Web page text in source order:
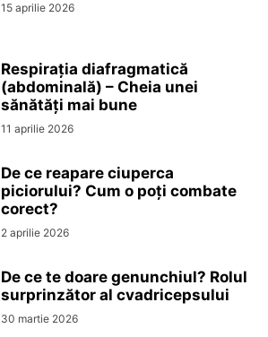
15 aprilie 2026
Respirația diafragmatică
(abdominală) – Cheia unei
sănătăți mai bune
11 aprilie 2026
De ce reapare ciuperca
piciorului? Cum o poți combate
corect?
2 aprilie 2026
De ce te doare genunchiul? Rolul
surprinzător al cvadricepsului
30 martie 2026